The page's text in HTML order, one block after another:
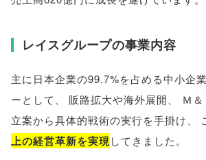
レイスグループの事業内容
主に日本企業の99.7%を占める中小企
ーとして
販路拡大や海外展開
Ｍ
立案から具体的戦術の実行を手掛け
上の経営革新を実現してきました 。